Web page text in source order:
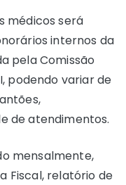
médicos será
internos da
pela Comissão
podendo variar de
de atendimentos.
mensalmente,
Fiscal, relatório de